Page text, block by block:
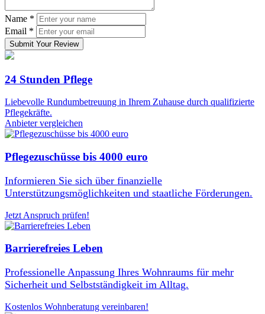
Name *
Email *
Submit Your Review
24 Stunden Pflege
Liebevolle Rundumbetreuung in Ihrem Zuhause durch qualifizierte
Pflegekräfte.
Anbieter vergleichen
Pflegezuschüsse bis 4000 euro
Informieren Sie sich über finanzielle
Unterstützungsmöglichkeiten und staatliche Förderungen.
Jetzt Anspruch prüfen!
Barrierefreies Leben
Professionelle Anpassung Ihres Wohnraums für mehr
Sicherheit und Selbstständigkeit im Alltag.
Kostenlos Wohnberatung vereinbaren!